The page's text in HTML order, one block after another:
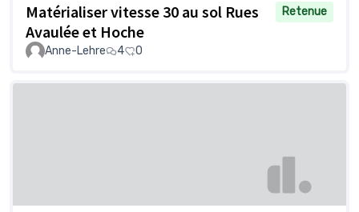
Matérialiser vitesse 30 au sol Rues
Avaulée et Hoche
Retenue
Anne-Lehre 4 0